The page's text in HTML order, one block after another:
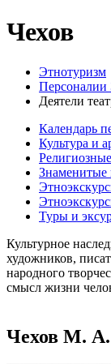
Чехов
Этнотуризм
Персоналии
Деятели
Календарь
Культура и
Знаменитые
Туры и
Культурное
художников,
народного
смысл жизни
Чехов М. А.